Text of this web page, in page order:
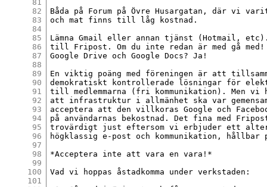
81
82
83
84
85
86
87
88
89
90
91
92
93
94
95
96
97
98
99
100
101
Båda på Forum på Övre Husargatan, där vi
och mat finns till låg kostnad.
Lämna Gmail eller annan tjänst (Hotmail,
till Fripost. Om du inte redan är med gå med!
Google Drive och Google Docs? Ja!
En viktig poäng med föreningen är att
demokratiskt kontrollerade lösningar för
till medlemmarna (fri kommunikation). Men vi
att infrastruktur i allmänhet ska var
acceptera att den villkoras Google och
på användarnas bekostnad. Det fina med
trovärdigt just eftersom vi erbjuder ett
högklassig e-post och kommunikation,
*Acceptera inte att vara en vara!*
Vad vi hoppas åstadkomma under verkstaden: